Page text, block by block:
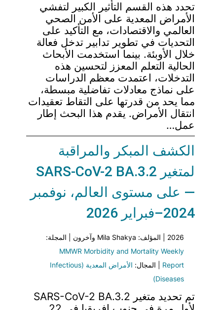
تحدد هذه القسم التأثير الكبير لتفشي
الأمراض المعدية على الأمن الصحي
العالمي والاقتصادات، مع التأكيد على
التحديات في تطوير تدابير تدخل فعالة
خلال الأوبئة. بينما استخدمت الأبحاث
الحالية التعلم المعزز لتحسين هذه
التدخلات، اعتمدت معظم الدراسات
على نماذج معادلات تفاضلية مبسطة،
مما يحد من قدرتها على التقاط تعقيدات
انتقال الأمراض. يقدم هذا البحث إطار
عمل…
الكشف المبكر والمراقبة
لمتغير SARS-CoV-2 BA.3.2
— على مستوى العالم، نوفمبر
2024–فبراير 2026
2026 | المؤلف: Mila Shakya وآخرون | المجلة:
MMWR Morbidity and Mortality Weekly
Report | المجال:
الأمراض المعدية (Infectious
Diseases)
تم تحديد متغير SARS-CoV-2 BA.3.2